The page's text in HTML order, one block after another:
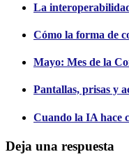
La
Cómo la forma de
Mayo: Mes de la
Pantallas, prisas y
Cuando la IA hace
Deja una respuesta